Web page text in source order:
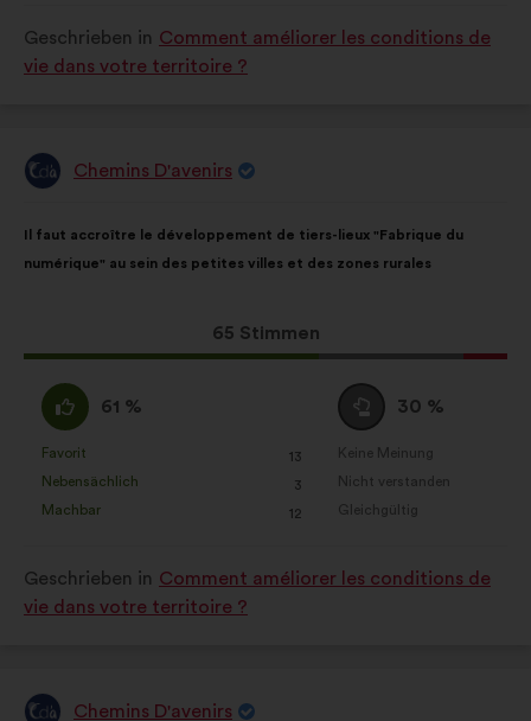
in:
in:
Geschrieben in Comment améliorer les conditions de
vie dans votre territoire ?
VorschlagChemins D'avenirs
des
Vorschlags:
Il faut accroître le développement de tiers-lieux "Fabrique du
numérique" au sein des petites villes et des zones rurales
Dieser
Vorschlag
65 Stimmen
folgender
Aufteilung:
Ich
stimme
zu
:
61 %
in:
Favorit
: 13
mal
Nebensächlich
: 3
mal
Machbar
: 12
mal
Neutral
:
30 %
in:
Keine Meinung
:mal
Nicht verstanden
:mal
Gleichgültig
:mal
Geschrieben in Comment améliorer les conditions de
vie dans votre territoire ?
Chemins D'avenirs